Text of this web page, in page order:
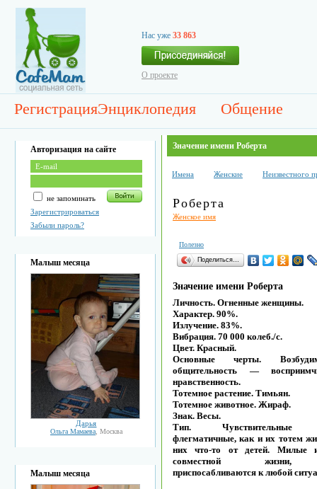
Нас уже 33 863
О проекте
РегистрацияЭнциклопедия Общение
Авторизация на сайте
не запоминать
Зарегистрироваться
Забыли пароль?
Малыш месяца
Дарья
Ольга Мамаева , Москва
Малыш месяца
Значение имени Роберта
Имена Женские Неизвестного
Роберта
Женское имя
Полезно
Поделиться…
Значение имени Роберта
Личность. Огненные женщины.
Характер. 90%.
Излучение. 83%.
Вибрация. 70 000 колеб./с.
Цвет. Красный.
Основные черты.
общительность —
нравственность.
Тотемное растение. Тимьян.
Тотемное животное. Жираф.
Знак. Весы.
Тип. Чувствительные
флегматичные, как и их тотем
них что-то от детей. Милые
совместной жизни,
приспосабливаются к любой